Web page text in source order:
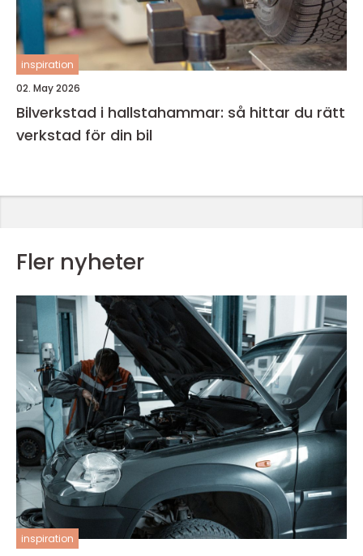
inspiration
02. May 2026
Bilverkstad i hallstahammar: så hittar du rätt
verkstad för din bil
Fler nyheter
inspiration